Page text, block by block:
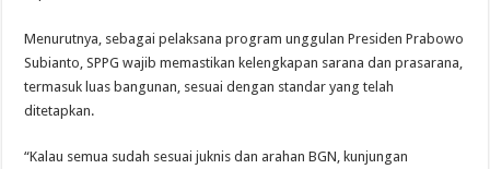
Menurutnya, sebagai pelaksana program unggulan Presiden Prabowo
Subianto, SPPG wajib memastikan kelengkapan sarana dan prasarana,
termasuk luas bangunan, sesuai dengan standar yang telah
ditetapkan.
“Kalau semua sudah sesuai juknis dan arahan BGN, kunjungan